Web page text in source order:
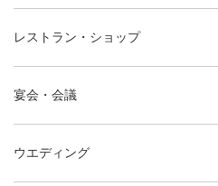
レストラン・ショップ
宴会・会議
ウエディング